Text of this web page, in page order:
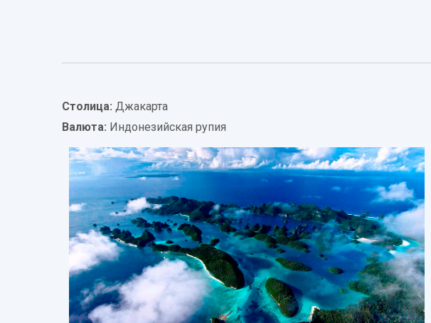
о
Столица: Джакарта
Валюта: Индонезийская рупия